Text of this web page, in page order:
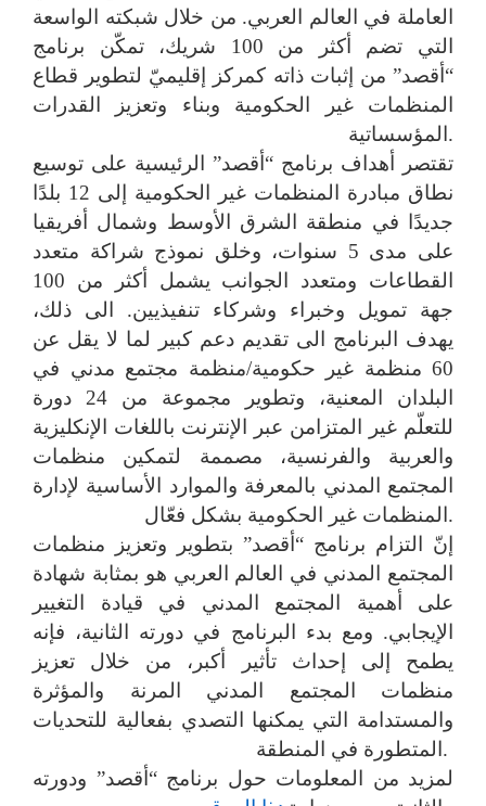
العاملة في العالم العربي. من خلال شبكته الواسعة
التي تضم أكثر من 100 شريك، تمكّن برنامج
“أقصد” من إثبات ذاته كمركز إقليميّ لتطوير قطاع
المنظمات غير الحكومية وبناء وتعزيز القدرات
المؤسساتية.
تقتصر أهداف برنامج “أقصد” الرئيسية على توسيع
نطاق مبادرة المنظمات غير الحكومية إلى 12 بلدًا
جديدًا في منطقة الشرق الأوسط وشمال أفريقيا
على مدى 5 سنوات، وخلق نموذج شراكة متعدد
القطاعات ومتعدد الجوانب يشمل أكثر من 100
جهة تمويل وخبراء وشركاء تنفيذيين. الى ذلك،
يهدف البرنامج الى تقديم دعم كبير لما لا يقل عن
60 منظمة غير حكومية/منظمة مجتمع مدني في
البلدان المعنية، وتطوير مجموعة من 24 دورة
للتعلّم غير المتزامن عبر الإنترنت باللغات الإنكليزية
والعربية والفرنسية، مصممة لتمكين منظمات
المجتمع المدني بالمعرفة والموارد الأساسية لإدارة
المنظمات غير الحكومية بشكل فعّال.
إنّ التزام برنامج “أقصد” بتطوير وتعزيز منظمات
المجتمع المدني في العالم العربي هو بمثابة شهادة
على أهمية المجتمع المدني في قيادة التغيير
الإيجابي. ومع بدء البرنامج في دورته الثانية، فإنه
يطمح إلى إحداث تأثير أكبر، من خلال تعزيز
منظمات المجتمع المدني المرنة والمؤثرة
والمستدامة التي يمكنها التصدي بفعالية للتحديات
المتطورة في المنطقة.
لمزيد من المعلومات حول برنامج “أقصد” ودورته